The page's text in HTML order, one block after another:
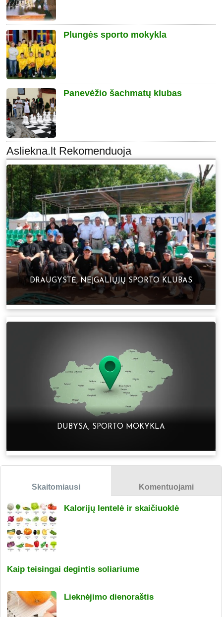
Plungės sporto mokykla
Panevėžio šachmatų klubas
DRAUGYSTĖ, NEĮGALIŲJŲ SPORTO KLUBAS
DUBYSA, SPORTO MOKYKLA
Skaitomiausi Komentuojami
Kalorijų lentelė ir skaičiuoklė
Kaip teisingai degintis soliariume
Lieknėjimo dienoraštis